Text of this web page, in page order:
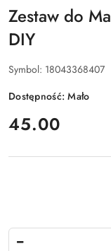
Zestaw do
DIY
Symbol: 18043368407
Dostępność:Mało
cena:
45.00